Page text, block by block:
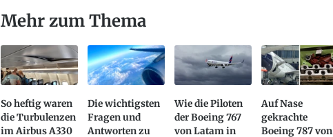
Mehr zum Thema
So heftig waren
die Turbulenzen
im Airbus A330
Die wichtigsten
Fragen und
Antworten zu
Wie die Piloten
der Boeing 767
von Latam in
Auf Nase
gekrachte
Boeing 787 von